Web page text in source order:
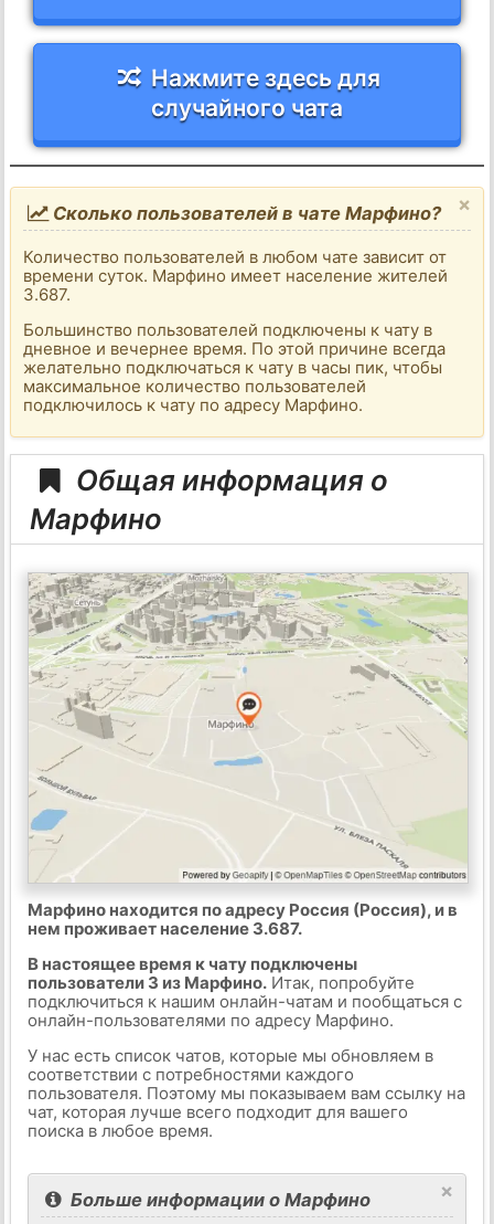
Нажмите здесь для
случайного чата
×
Сколько пользователей в чате Марфино?
Количество пользователей в любом чате зависит от
времени суток. Марфино имеет население жителей
3.687.
Большинство пользователей подключены к чату в
дневное и вечернее время. По этой причине всегда
желательно подключаться к чату в часы пик, чтобы
максимальное количество пользователей
подключилось к чату по адресу Марфино.
Общая информация о
Марфино
Марфино находится по адресу Россия (Россия), и в
нем проживает население 3.687.
В настоящее время к чату подключены
пользователи 3 из Марфино.Итак, попробуйте
подключиться к нашим онлайн-чатам и пообщаться с
онлайн-пользователями по адресу Марфино.
У нас есть список чатов, которые мы обновляем в
соответствии с потребностями каждого
пользователя. Поэтому мы показываем вам ссылку на
чат, которая лучше всего подходит для вашего
поиска в любое время.
×
Больше информации о Марфино